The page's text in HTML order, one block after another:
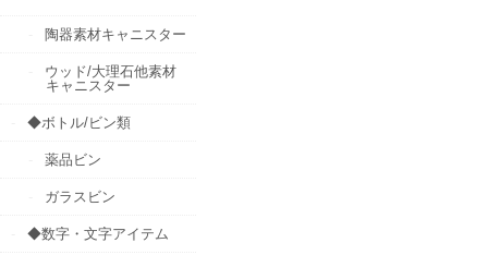
陶器素材キャニスター
ウッド/大理石他素材
キャニスター
◆ボトル/ビン類
薬品ビン
ガラスビン
◆数字・文字アイテム